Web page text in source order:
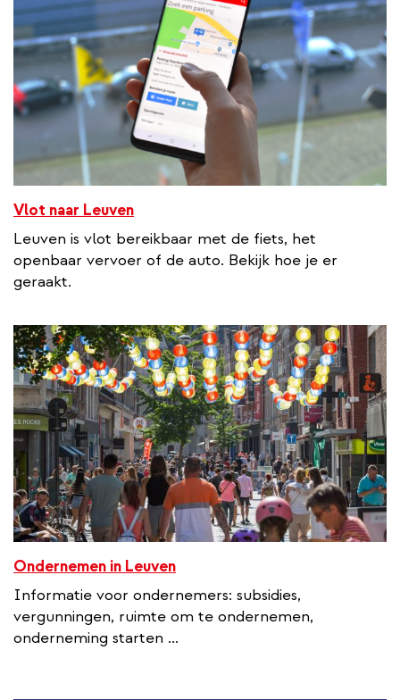
Vlot naar Leuven
Leuven is vlot bereikbaar met de fiets, het
openbaar vervoer of de auto. Bekijk hoe je er
geraakt.
Ondernemen in Leuven
Informatie voor ondernemers: subsidies,
vergunningen, ruimte om te ondernemen,
onderneming starten ...